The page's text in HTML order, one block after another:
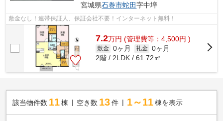
宮城県石巻市蛇田字中埣
敷金なし！連帯保証人、保証会社不要！インターネット無料！
7.2万円 (管理費等：4,500円 )
敷金 0ヶ月 礼金 0ヶ月
2階 / 2LDK / 61.72㎡
該当物件数 11棟 空き数 13 件 1～11 棟を表示